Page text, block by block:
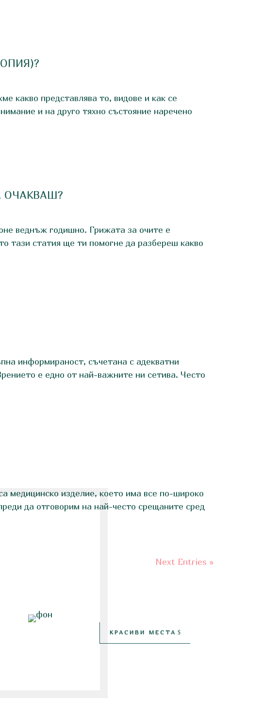
какво представлява то, видове и как се
и на друго тяхно състояние наречено
ОЧАКВАШ?
веднъж годишно. Грижата за очите е
тази статия ще ти помогне да разбереш какво
информираност, съчетана с адекватни
е едно от най-важните ни сетива. Често
медицинско изделие, което има все по-широко
да отговорим на най-често срещаните сред
Next Entries »
КРАСИВИ МЕСТА